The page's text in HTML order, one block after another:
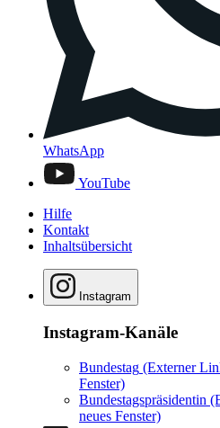
WhatsApp
YouTube
Hilfe
Kontakt
Inhaltsübersicht
Instagram
Instagram-Kanäle
Bundestag (Externer
Fenster)
Bundestagspräsidentin
neues Fenster)